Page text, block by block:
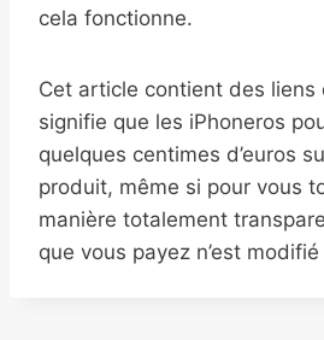
cela fonctionne.
Cet article contient des liens
signifie que les iPhoneros
quelques centimes d’euros
produit, même si pour vous
manière totalement
que vous payez n’est